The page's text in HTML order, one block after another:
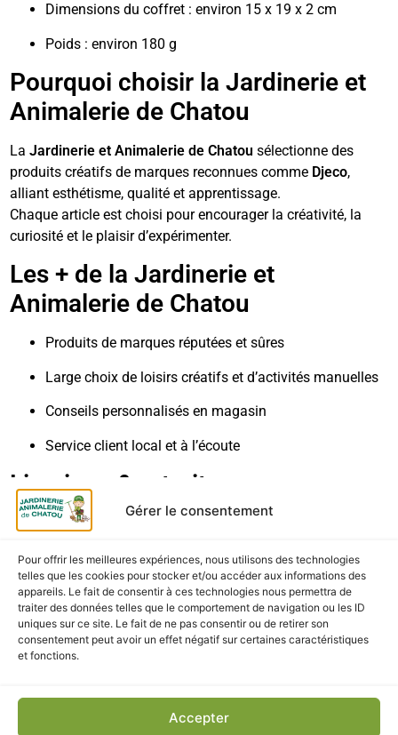
Gérer le consentement
Pour offrir les meilleures expériences, nous utilisons des technologies
telles que les cookies pour stocker et/ou accéder aux informations des
appareils. Le fait de consentir à ces technologies nous permettra de
traiter des données telles que le comportement de navigation ou les ID
uniques sur ce site. Le fait de ne pas consentir ou de retirer son
consentement peut avoir un effet négatif sur certaines caractéristiques
et fonctions.
Accepter
Dimensions du coffret : environ 15 x 19 x 2 cm
Poids : environ 180 g
Pourquoi choisir la Jardinerie et
Animalerie de Chatou
LaJardinerie et Animalerie de Chatou sélectionne des
produits créatifs de marques reconnues comme Djeco,
alliant esthétisme, qualité et apprentissage.
Chaque article est choisi pour encourager la créativité, la
curiosité et le plaisir d’expérimenter.
Les + de la Jardinerie et
Animalerie de Chatou
Produits de marques réputées et sûres
Large choix de loisirs créatifs et d’activités manuelles
Conseils personnalisés en magasin
Service client local et à l’écoute
Livraison & retrait
Retrait gratuit
Livraison rapideen France métropolitaine
Emballage soignépour protéger le produit